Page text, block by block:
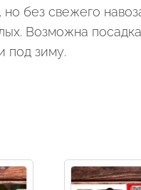
без свежего
Возможна
под зиму.